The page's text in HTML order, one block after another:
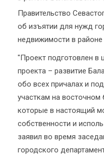
Правительство
об изъятии для нужд
недвижимости в
"Проект подготовлен в
проекта – развитие
обо всех причалах и
участкам на восточном
которые в настоящий
собственности и
заявил во время
городского